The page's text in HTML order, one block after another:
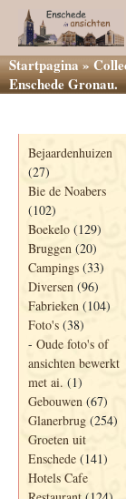
Startpagina»
Enschede Gronau.
Bejaardenhuizen
(27)
Bie de Noabers
(102)
Boekelo (129)
Bruggen (20)
Campings (33)
Diversen (96)
Fabrieken (104)
Foto's (38)
- Oude foto's of
ansichten bewerkt
met ai. (1)
Gebouwen (67)
Glanerbrug (254)
Groeten uit
Enschede (141)
Hotels Cafe